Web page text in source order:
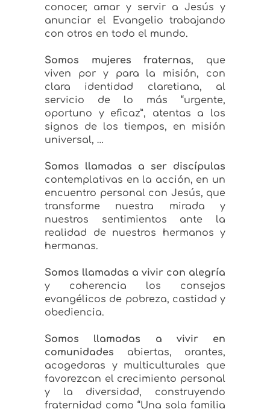
conocer, amar y servir a Jesús y
anunciar el Evangelio trabajando
con otros en todo el mundo.
Somos mujeres fraternas, que
viven por y para la misión, con
clara identidad claretiana, al
servicio de lo más “urgente,
oportuno y eficaz”, atentas a los
signos de los tiempos, en misión
universal, …
Somos llamadas a ser discípulas
contemplativas en la acción, en un
encuentro personal con Jesús, que
transforme nuestra mirada y
nuestros sentimientos ante la
realidad de nuestros hermanos y
hermanas.
Somos llamadas a vivir con alegría
y coherencia los consejos
evangélicos de pobreza, castidad y
obediencia.
Somos llamadas a vivir en
comunidades abiertas, orantes,
acogedoras y multiculturales que
favorezcan el crecimiento personal
y la diversidad, construyendo
fraternidad como “Una sola familia